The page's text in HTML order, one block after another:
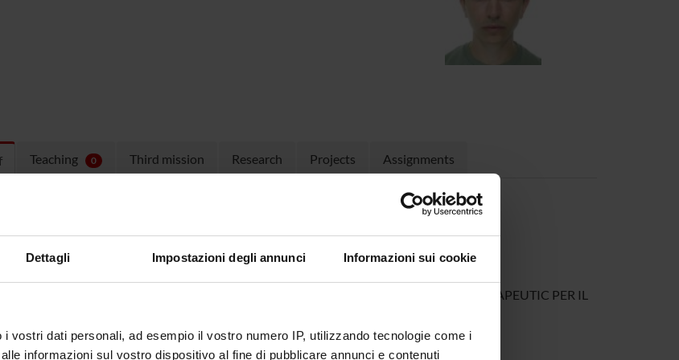
Dettagli Impostazioni degli annunci Informazioni sui cookie
i vostri dati personali, ad esempio il vostro numero IP, utilizzando tecnologie come i
informazioni sul vostro dispositivo al fine di pubblicare annunci e contenuti
Teaching 0 Third mission Research Projects Assignments
post lauream dal titolo: “DISEGNO E SVILUPPO CLINICO PILOTA DI UN DIGITAL THERAPEUTIC PER IL
DELLA INSONNIA CRONICA"
dott.ssa Elena ANTELMI